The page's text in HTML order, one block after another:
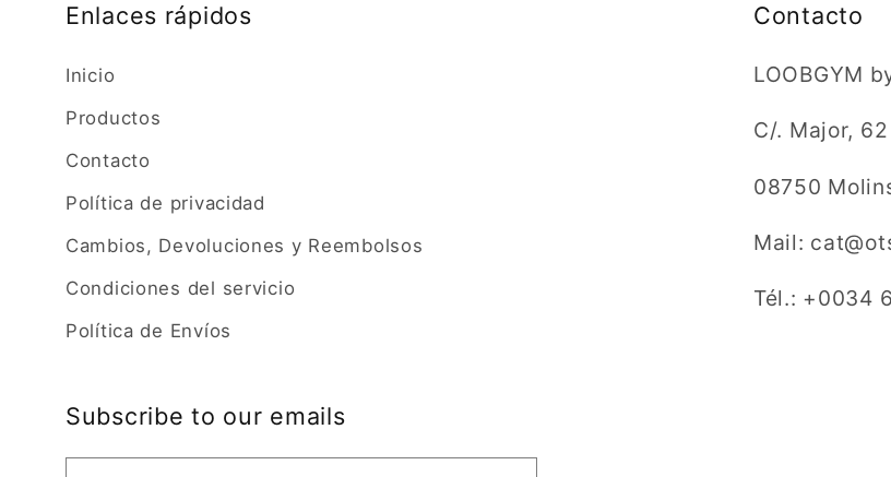
Enlaces rápidos
Inicio
Productos
Contacto
Política de privacidad
Cambios, Devoluciones y Reembolsos
Condiciones del servicio
Política de Envíos
Contacto
LOOBGYM
C/. Major, 62
08750
Mail:
Tél.: +0034
Subscribe to our emails